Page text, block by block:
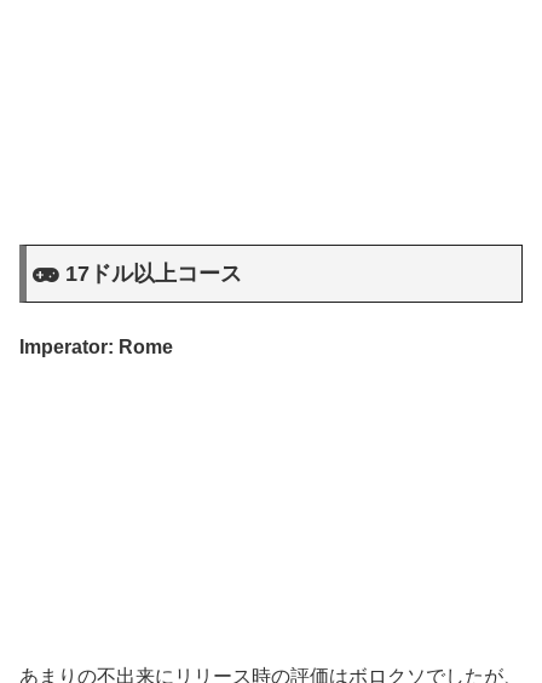
17ドル以上コース
Imperator: Rome
あまりの不出来にリリース時の評価はボロクソでしたが、